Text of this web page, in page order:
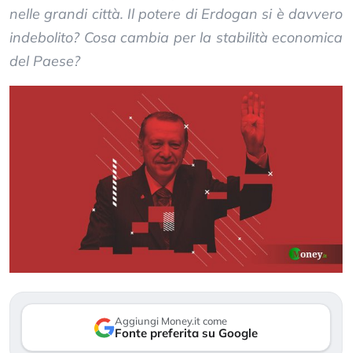
nelle grandi città. Il potere di Erdogan si è davvero
indebolito? Cosa cambia per la stabilità economica
del Paese?
Aggiungi Money.it come
Fonte preferita su Google